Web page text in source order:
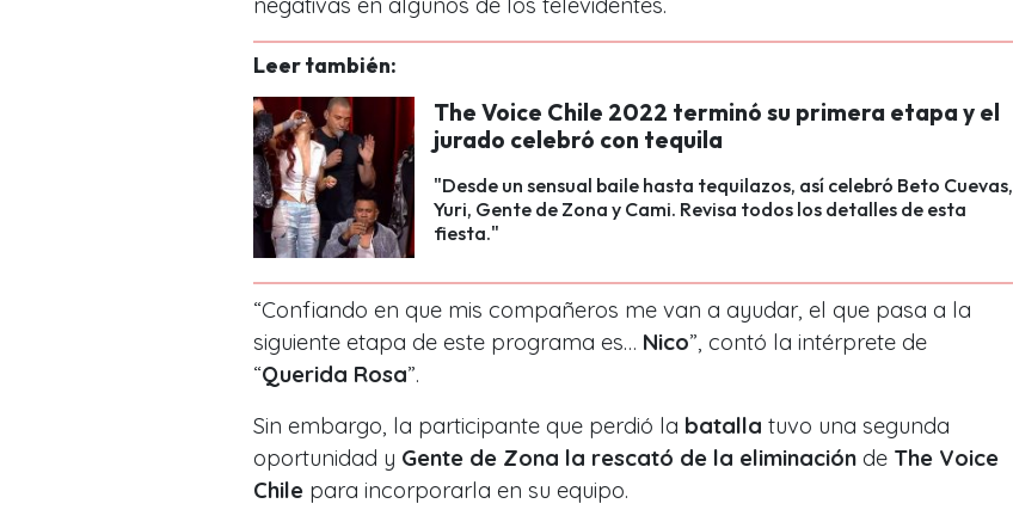
Leer también:
The Voice Chile 2022 terminó su primera etapa y el
jurado celebró con tequila
"Desde un sensual baile hasta tequilazos, así celebró Beto Cuevas,
Yuri, Gente de Zona y Cami. Revisa todos los detalles de esta
fiesta."
“Confiando en que mis compañeros me van a ayudar, el que pasa a la
siguiente etapa de este programa es… Nico”, contó la intérprete de
“Querida Rosa”.
Sin embargo, la participante que perdió la batalla tuvo una segunda
oportunidad y Gente de Zona la rescató de la eliminación de The Voice
Chile para incorporarla en su equipo.